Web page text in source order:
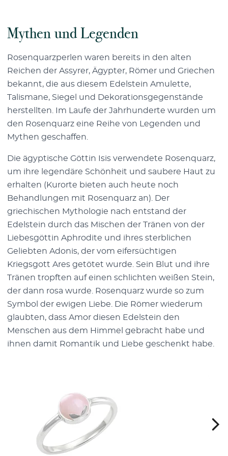
Mythen und Legenden
Rosenquarzperlen waren bereits in den alten
Reichen der Assyrer, Ägypter, Römer und Griechen
bekannt, die aus diesem Edelstein Amulette,
Talismane, Siegel und Dekorationsgegenstände
herstellten. Im Laufe der Jahrhunderte wurden um
den Rosenquarz eine Reihe von Legenden und
Mythen geschaffen.
Die ägyptische Göttin Isis verwendete Rosenquarz,
um ihre legendäre Schönheit und saubere Haut zu
erhalten (Kurorte bieten auch heute noch
Behandlungen mit Rosenquarz an). Der
griechischen Mythologie nach entstand der
Edelstein durch das Mischen der Tränen von der
Liebesgöttin Aphrodite und ihres sterblichen
Geliebten Adonis, der vom eifersüchtigen
Kriegsgott Ares getötet wurde. Sein Blut und ihre
Tränen tropften auf einen schlichten weißen Stein,
der dann rosa wurde. Rosenquarz wurde so zum
Symbol der ewigen Liebe. Die Römer wiederum
glaubten, dass Amor diesen Edelstein den
Menschen aus dem Himmel gebracht habe und
ihnen damit Romantik und Liebe geschenkt habe.